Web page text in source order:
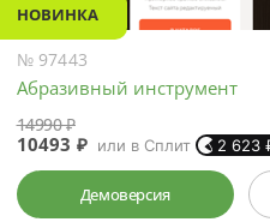
НОВИНКА
№ 97443
Абразивный инструмент
14990 ₽
10493 ₽ или в Сплит 2 623
Демоверсия